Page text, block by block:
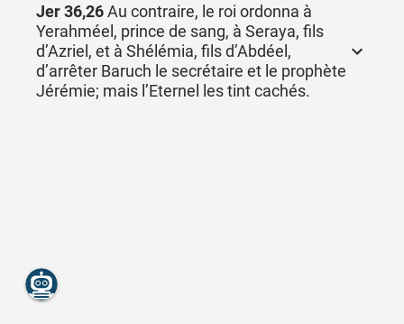
Jer 36,26Au contraire, le roi ordonna à
Yerahméel, prince de sang, à Seraya, fils
d’Azriel, et à Shélémia, fils d’Abdéel,
d’arrêter Baruch le secrétaire et le prophète
Jérémie; mais l’Eternel les tint cachés.